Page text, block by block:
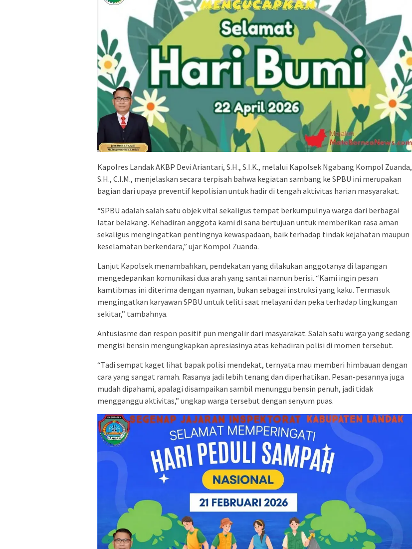
Kapolres Landak AKBP Devi Ariantari, S.H., S.I.K., melalui Kapolsek Ngabang Kompol Zuanda,
S.H., C.I.M., menjelaskan secara terpisah bahwa kegiatan sambang ke SPBU ini merupakan
bagian dari upaya preventif kepolisian untuk hadir di tengah aktivitas harian masyarakat.
“SPBU adalah salah satu objek vital sekaligus tempat berkumpulnya warga dari berbagai
latar belakang. Kehadiran anggota kami di sana bertujuan untuk memberikan rasa aman
sekaligus mengingatkan pentingnya kewaspadaan, baik terhadap tindak kejahatan maupun
keselamatan berkendara,” ujar Kompol Zuanda.
Lanjut Kapolsek menambahkan, pendekatan yang dilakukan anggotanya di lapangan
mengedepankan komunikasi dua arah yang santai namun berisi. “Kami ingin pesan
kamtibmas ini diterima dengan nyaman, bukan sebagai instruksi yang kaku. Termasuk
mengingatkan karyawan SPBU untuk teliti saat melayani dan peka terhadap lingkungan
sekitar,” tambahnya.
Antusiasme dan respon positif pun mengalir dari masyarakat. Salah satu warga yang sedang
mengisi bensin mengungkapkan apresiasinya atas kehadiran polisi di momen tersebut.
“Tadi sempat kaget lihat bapak polisi mendekat, ternyata mau memberi himbauan dengan
cara yang sangat ramah. Rasanya jadi lebih tenang dan diperhatikan. Pesan-pesannya juga
mudah dipahami, apalagi disampaikan sambil menunggu bensin penuh, jadi tidak
mengganggu aktivitas,” ungkap warga tersebut dengan senyum puas.